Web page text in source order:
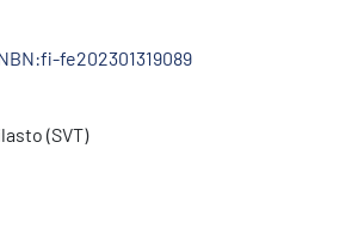
fe202301319089
(SVT)